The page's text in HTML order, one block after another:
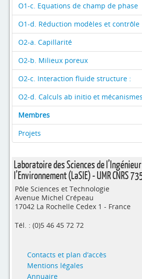
O1-c. Equations de champ de phase
O1-d. Réduction modèles et contrôle
O2-a. Capillarité
O2-b. Milieux poreux
O2-c. Interaction fluide structure :
O2-d. Calculs ab initio et
Membres
Projets
Laboratoire des Sciences de
l’Environnement (LaSIE) - UMR CNRS
Pôle Sciences et Technologie
Avenue Michel Crépeau
17042 La Rochelle Cedex 1 - France
Tél. : (0)5 46 45 72 72
Contacts et plan d’accès
Mentions légales
Annuaire